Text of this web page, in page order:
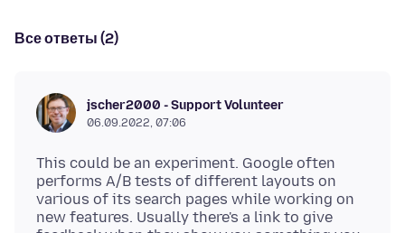
Все ответы (2)
jscher2000 - Support Volunteer
06.09.2022, 07:06
This could be an experiment. Google often
performs A/B tests of different layouts on
various of its search pages while working on
new features. Usually there's a link to give